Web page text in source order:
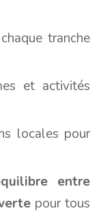
tranche
et activités
locales pour
entre
pour tous